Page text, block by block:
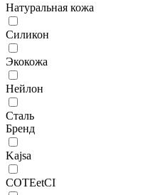
Натуральная кожа
Силикон
Экокожа
Нейлон
Сталь
Бренд
Kajsa
COTEetCI